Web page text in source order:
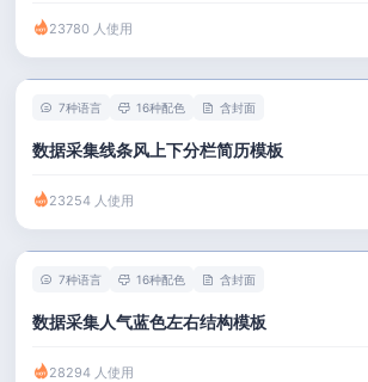
房产建筑
23780 人使用
7种语言 16种配色 含封面
数据采集线条风上下分栏简历模板
23254 人使用
7种语言 16种配色 含封面
数据采集人气蓝色左右结构模板
28294 人使用